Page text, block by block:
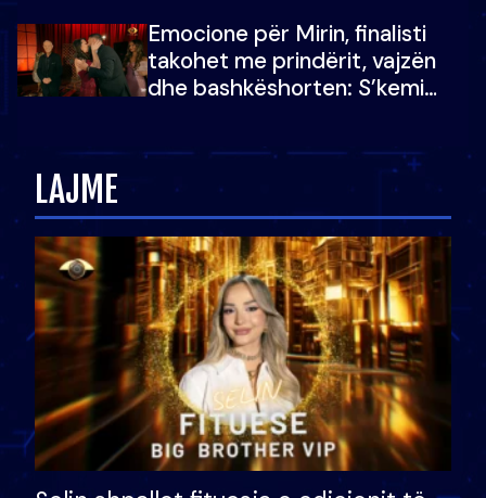
çmimin e madh
Emocione për Mirin, finalisti
takohet me prindërit, vajzën
dhe bashkëshorten: S’kemi
LAJME